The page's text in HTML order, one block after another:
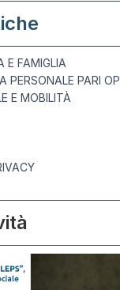
E FAMIGLIA
PERSONALE PARI
E MOBILITÀ